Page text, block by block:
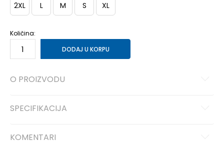
2XL L M S XL
Količina:
DODAJ U KORPU
O PROIZVODU
SPECIFIKACIJA
KOMENTARI